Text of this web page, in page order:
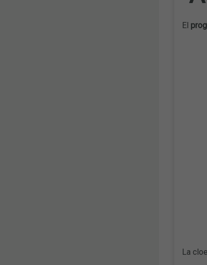
El
La